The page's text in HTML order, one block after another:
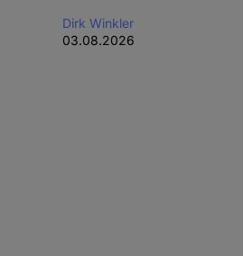
Dirk Winkler
03.08.2026